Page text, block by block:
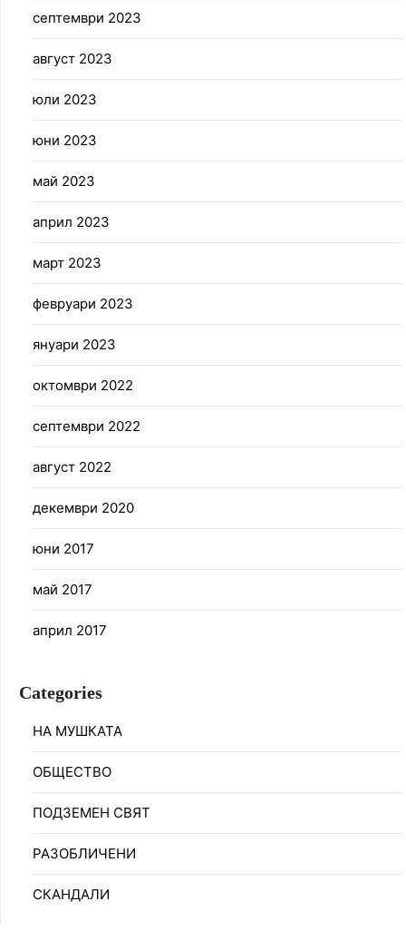
септември 2023
август 2023
юли 2023
юни 2023
май 2023
април 2023
март 2023
февруари 2023
януари 2023
октомври 2022
септември 2022
август 2022
декември 2020
юни 2017
май 2017
април 2017
Categories
НА МУШКАТА
ОБЩЕСТВО
ПОДЗЕМЕН СВЯТ
РАЗОБЛИЧЕНИ
СКАНДАЛИ